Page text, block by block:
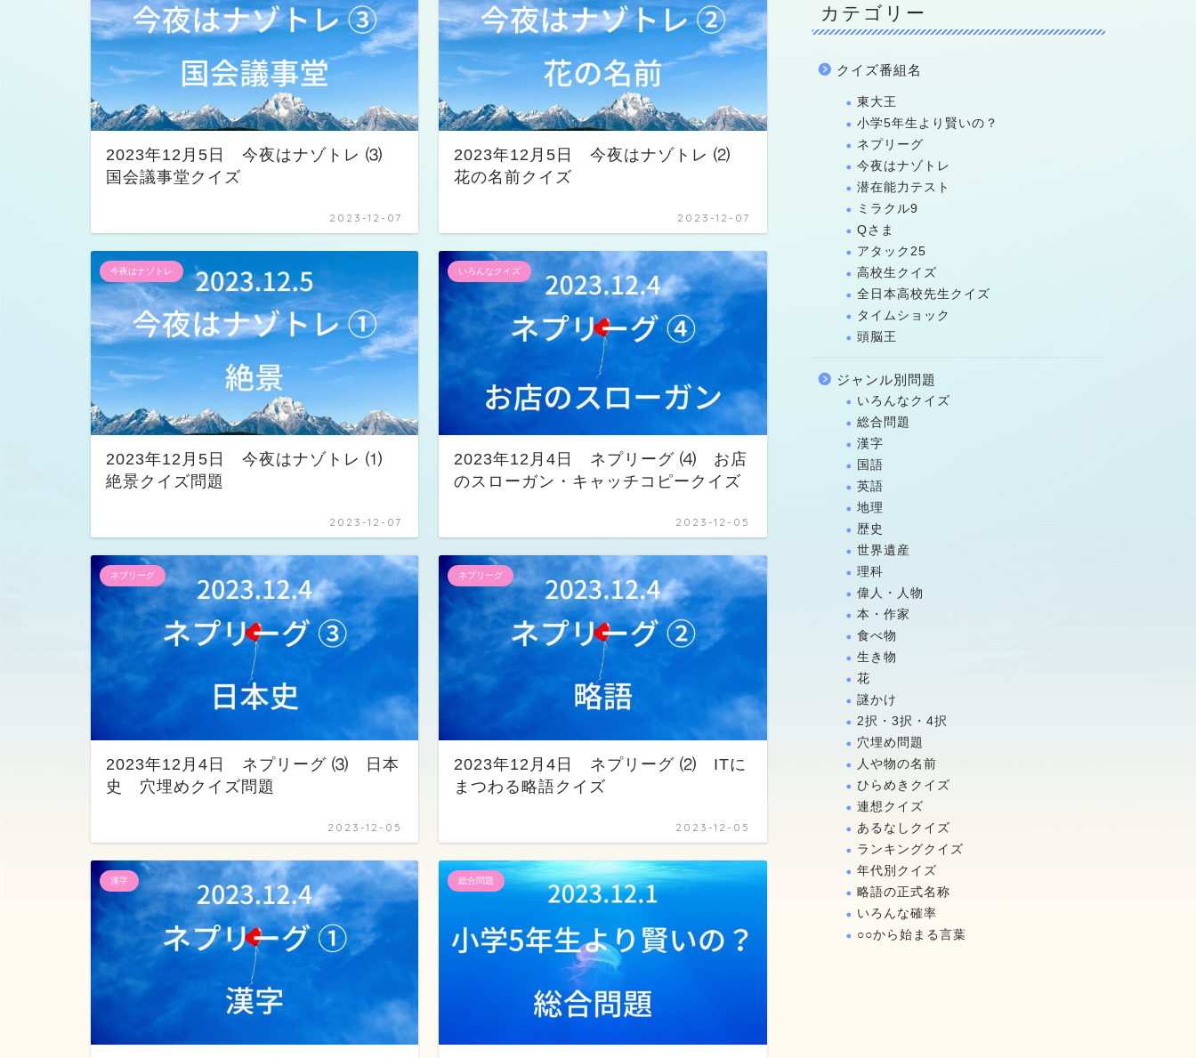
2023年12月5日 今夜はナゾトレ ⑶
国会議事堂クイズ
2023-12-07
2023年12月5日 今夜はナゾトレ ⑵
花の名前クイズ
2023-12-07
今夜はナゾトレ
2023年12月5日 今夜はナゾトレ ⑴
絶景クイズ問題
2023-12-07
いろんなクイズ
2023年12月4日 ネプリーグ ⑷ お店
のスローガン・キャッチコピークイズ
2023-12-05
ネプリーグ
2023年12月4日 ネプリーグ ⑶ 日本
史 穴埋めクイズ問題
2023-12-05
ネプリーグ
2023年12月4日 ネプリーグ ⑵ ITに
まつわる略語クイズ
2023-12-05
漢字 総合問題
カテゴリー
クイズ番組名
東大王
小学5年生より賢いの？
ネプリーグ
今夜はナゾトレ
潜在能力テスト
ミラクル9
Qさま
アタック25
高校生クイズ
全日本高校先生クイズ
タイムショック
頭脳王
ジャンル別問題
いろんなクイズ
総合問題
漢字
国語
英語
地理
歴史
世界遺産
理科
偉人・人物
本・作家
食べ物
生き物
花
謎かけ
2択・3択・4択
穴埋め問題
人や物の名前
ひらめきクイズ
連想クイズ
あるなしクイズ
ランキングクイズ
年代別クイズ
略語の正式名称
いろんな確率
○○から始まる言葉